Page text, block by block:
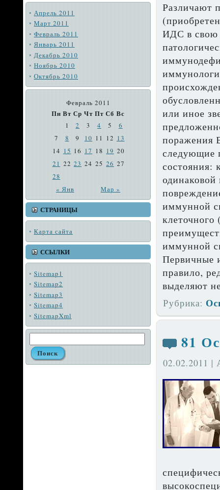
Апрель 2011
Март 2011
Февраль 2011
Январь 2011
Декабрь 2010
Ноябрь 2010
Октябрь 2010
Февраль 2011
Пн Вт Ср Чт Пт Сб Вс
« Янв Мар »
1 2 3 4 5
6
7
8 9 10 11 12 13
14 15 16 17 18 19 20
21 22 23 24 25 26 27
28
СТРАНИЦЫ
Карта сайта
ССЫЛКИ
Sitemap1
Sitemap2
Sitemap3
Sitemap4
SitemapXml
Различают
ИДС в свою
или иное
поражения
следу­ющие
состояния:
иммунной
иммунной
Первичные
правило,
выделяют
Рубрика:
81
02.02.2011